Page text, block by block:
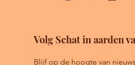
Volg Schat in aarden
Blijf op de hoogte van